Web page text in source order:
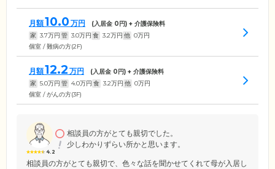
月額10.0 万円 (入居金 0 円) + 介護保険料
家 3.7万円 管 3.0万円 食 3.2万円 他 0万円
個室 / 難病の方(2F)
月額12.2 万円 (入居金 0 円) + 介護保険料
家 5.0万円 管 4.0万円 食 3.2万円 他 0万円
個室 / がんの方(3F)
4.2
相談員の方がとても親切でした。
少しわかりずらい所かと思います。
相談員の方がとても親切で、色々な話を聞かせてくれて母が入居し